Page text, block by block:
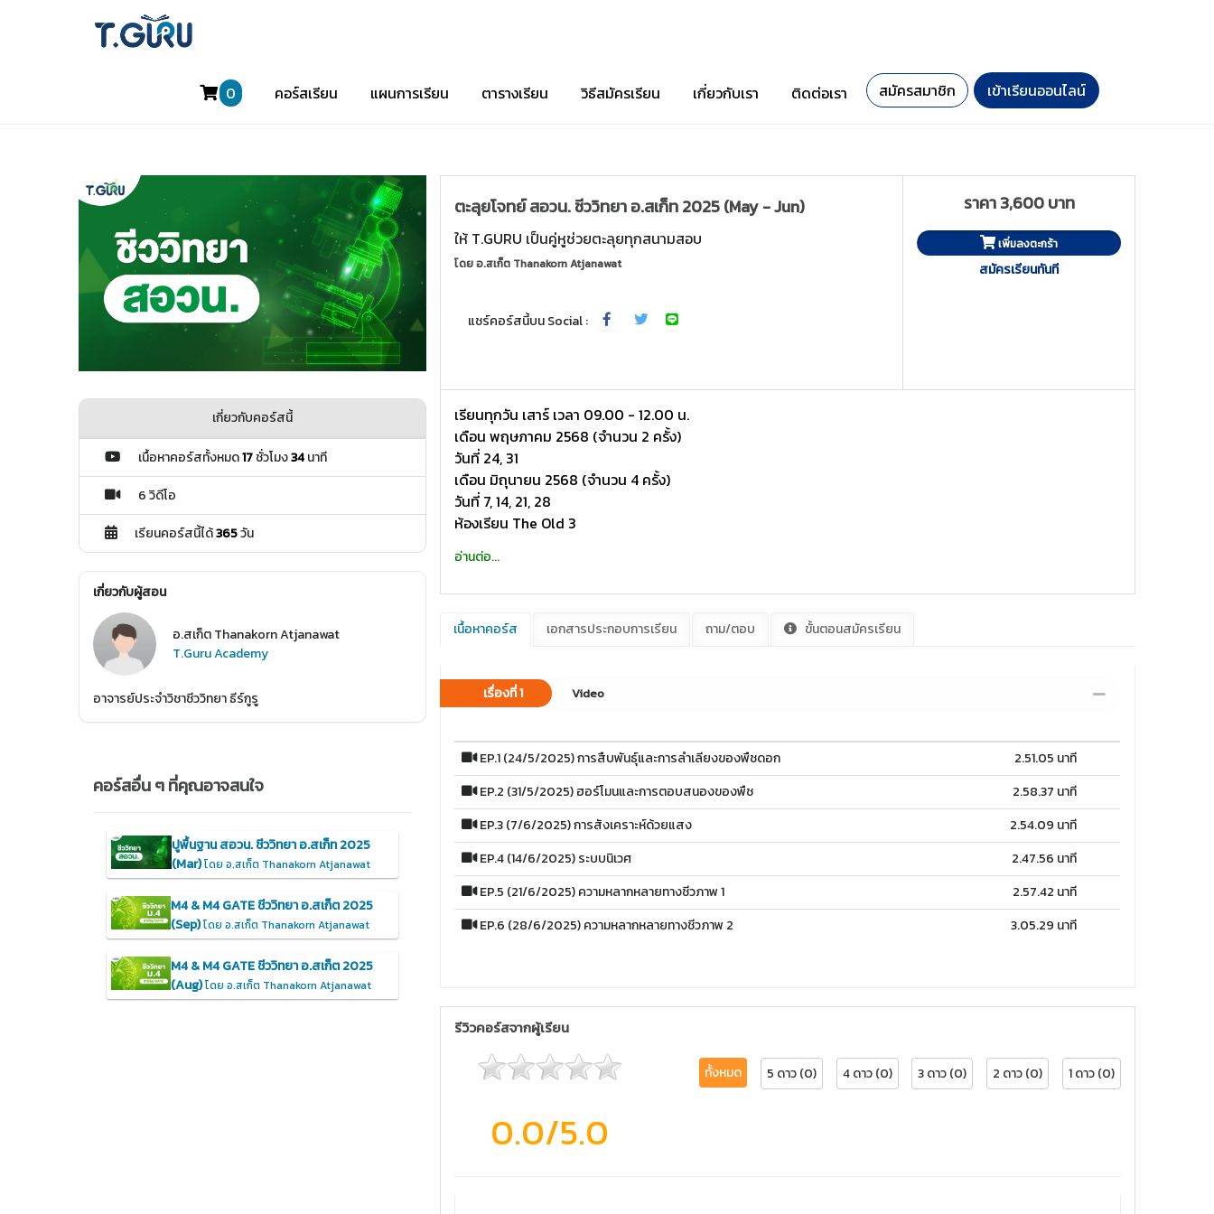
0 คอร์สเรียน แผนการเรียน ตารางเรียน วิธีสมัครเรียน เกี่ยวกับเรา ติดต่อเรา สมัครสมาชิก เข้าเรียนออนไลน์
ตะลุยโจทย์ สอวน. ชีววิทยา อ.สเก็ท 2025 (May - Jun)
ให้ T.GURU เป็นคู่หูช่วยตะลุยทุกสนามสอบ
โดยอ.สเก็ต Thanakorn Atjanawat
แชร์คอร์สนี้บน Social :
ราคา 3,600 บาท
เพิ่มลงตะกร้า
สมัครเรียนทันที
เรียนทุกวัน เสาร์ เวลา 09.00 - 12.00 น.
เดือน พฤษภาคม 2568 (จำนวน 2 ครั้ง)
วันที่ 24, 31
เดือน มิถุนายน 2568 (จำนวน 4 ครั้ง)
วันที่ 7, 14, 21, 28
ห้องเรียน The Old 3
อ่านต่อ...
เนื้อหาคอร์ส เอกสารประกอบการเรียน ถาม/ตอบ ขั้นตอนสมัครเรียน
เรื่องที่ 1 Video
EP.1 (24/5/2025) การสืบพันธุ์และการลำเลียงของพืชดอก
2.51.05 นาที
EP.2 (31/5/2025) ฮอร์โมนและการตอบสนองของพืช
2.58.37 นาที
EP.3 (7/6/2025) การสังเคราะห์ด้วยแสง
2.54.09 นาที
EP.4 (14/6/2025) ระบบนิเวศ
2.47.56 นาที
EP.5 (21/6/2025) ความหลากหลายทางชีวภาพ 1
2.57.42 นาที
EP.6 (28/6/2025) ความหลากหลายทางชีวภาพ 2
3.05.29 นาที
รีวิวคอร์สจากผู้เรียน
0.0/5.0
ทั้งหมด 5 ดาว (0) 4 ดาว (0) 3 ดาว (0) 2 ดาว (0) 1 ดาว (0)
เกี่ยวกับคอร์สนี้
เนื้อหาคอร์สทั้งหมด17ชั่วโมง34นาที
6 วิดีโอ
เรียนคอร์สนี้ได้365วัน
เกี่ยวกับผู้สอน
อ.สเก็ต Thanakorn Atjanawat
T.Guru Academy
อาจารย์ประจำวิชาชีววิทยา ธีร์กูรู
คอร์สอื่น ๆ ที่คุณอาจสนใจ
ปูพื้นฐาน สอวน. ชีววิทยา อ.สเก็ท 2025
(Mar)โดย อ.สเก็ต Thanakorn Atjanawat
M4 & M4 GATE ชีววิทยา อ.สเก็ต 2025
(Sep)โดย อ.สเก็ต Thanakorn Atjanawat
M4 & M4 GATE ชีววิทยา อ.สเก็ต 2025
(Aug)โดย อ.สเก็ต Thanakorn Atjanawat